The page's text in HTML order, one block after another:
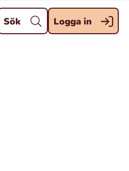
Stäng
Sök Logga in